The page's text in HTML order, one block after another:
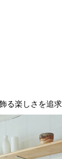
る楽しさを追